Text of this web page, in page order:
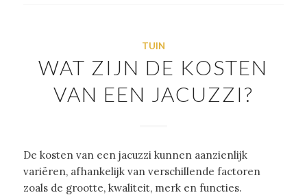
TUIN
WAT ZIJN DE KOSTEN
VAN EEN JACUZZI?
De kosten van een jacuzzi kunnen aanzienlijk
variëren, afhankelijk van verschillende factoren
zoals de grootte, kwaliteit, merk en functies.